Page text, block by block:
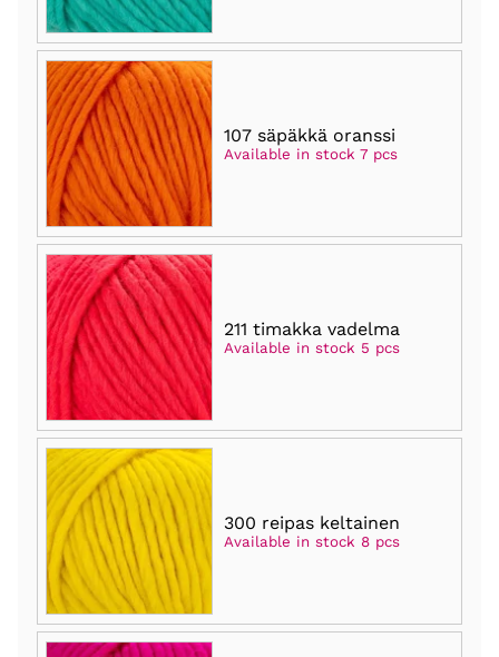
107 säpäkkä oranssi
Available in stock 7 pcs
211 timakka vadelma
Available in stock 5 pcs
300 reipas keltainen
Available in stock 8 pcs